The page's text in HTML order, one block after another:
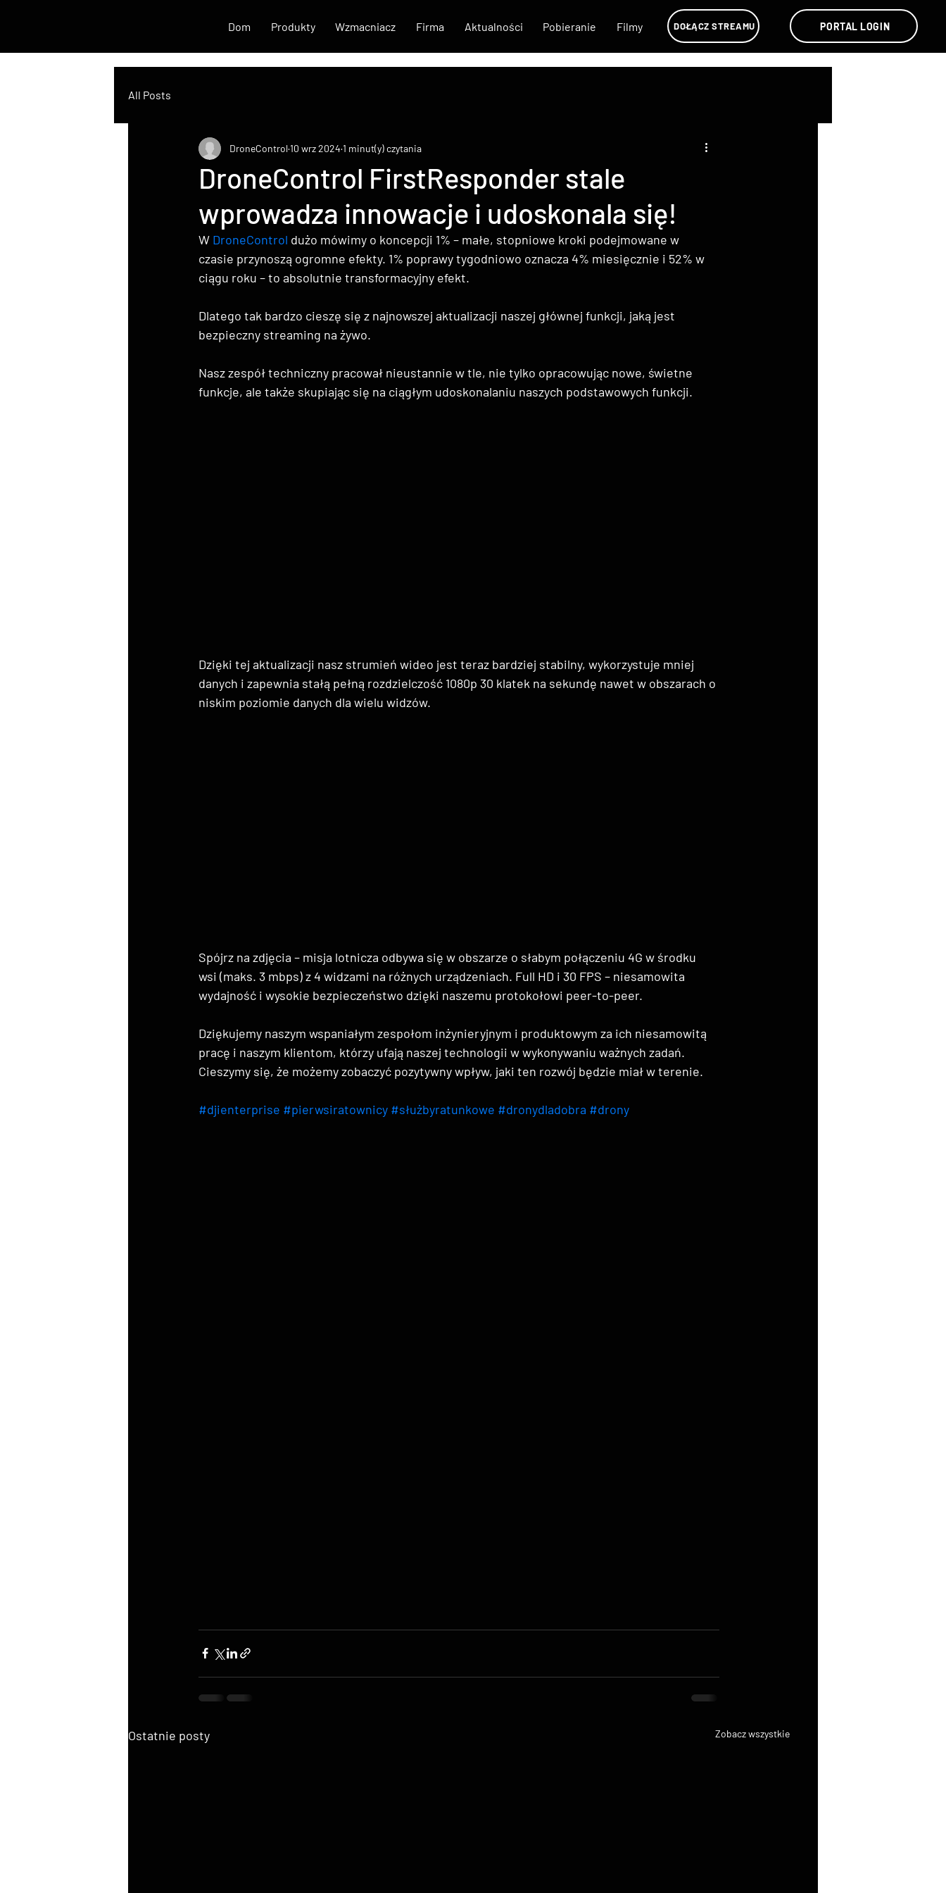
Dom Produkty Wzmacniacz Firma Aktualności Pobieranie Filmy DOŁĄCZ STREAMU PORTAL LOGIN
All Posts
DroneControl FirstResponder stale
wprowadza innowacje i udoskonala się!
DroneControl10 wrz 2024 1 minut(y) czytania
W DroneControl dużo mówimy o koncepcji 1% – małe, stopniowe kroki podejmowane w
czasie przynoszą ogromne efekty. 1% poprawy tygodniowo oznacza 4% miesięcznie i 52% w
ciągu roku – to absolutnie transformacyjny efekt.
Dlatego tak bardzo cieszę się z najnowszej aktualizacji naszej głównej funkcji, jaką jest
bezpieczny streaming na żywo.
Nasz zespół techniczny pracował nieustannie w tle, nie tylko opracowując nowe, świetne
funkcje, ale także skupiając się na ciągłym udoskonalaniu naszych podstawowych funkcji.
Dzięki tej aktualizacji nasz strumień wideo jest teraz bardziej stabilny, wykorzystuje mniej
danych i zapewnia stałą pełną rozdzielczość 1080p 30 klatek na sekundę nawet w obszarach o
niskim poziomie danych dla wielu widzów.
Spójrz na zdjęcia – misja lotnicza odbywa się w obszarze o słabym połączeniu 4G w środku
wsi (maks. 3 mbps) z 4 widzami na różnych urządzeniach. Full HD i 30 FPS – niesamowita
wydajność i wysokie bezpieczeństwo dzięki naszemu protokołowi peer-to-peer.
Dziękujemy naszym wspaniałym zespołom inżynieryjnym i produktowym za ich niesamowitą
pracę i naszym klientom, którzy ufają naszej technologii w wykonywaniu ważnych zadań.
Cieszymy się, że możemy zobaczyć pozytywny wpływ, jaki ten rozwój będzie miał w terenie.
#djienterprise #pierwsiratownicy #służbyratunkowe #dronydladobra #drony
Ostatnie posty Zobacz wszystkie